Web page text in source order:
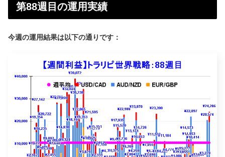
第88週目の運用実績
今週の運用結果は以下の通りです：